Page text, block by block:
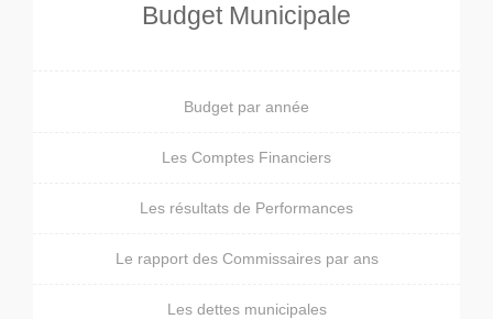
Budget Municipale
Budget par année
Les Comptes Financiers
Les résultats de Performances
Le rapport des Commissaires par ans
Les dettes municipales